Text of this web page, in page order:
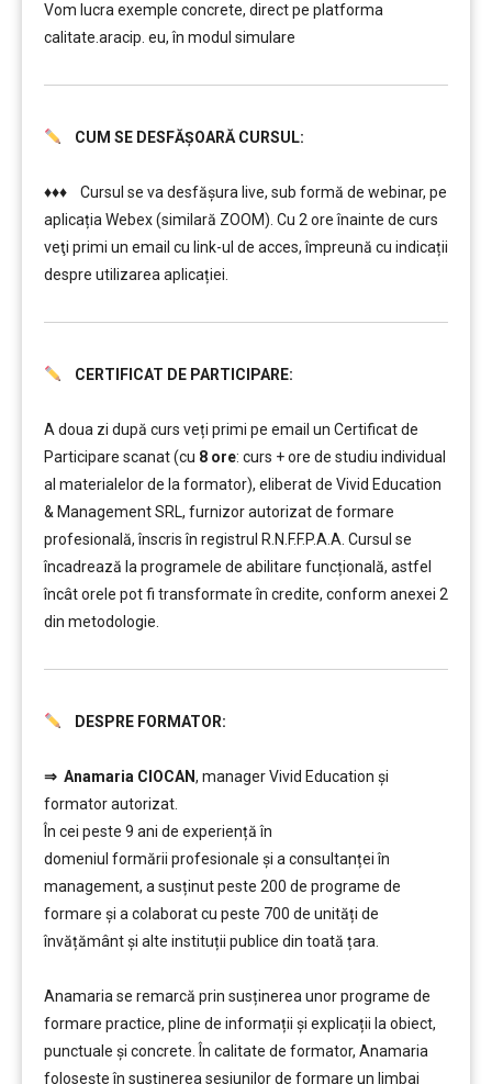
Vom lucra exemple concrete, direct pe platforma
calitate.aracip. eu, în modul simulare
CUM SE DESFĂȘOARĂ CURSUL:
♦♦♦ Cursul se va desfășura live, sub formă de webinar, pe
aplicația Webex (similară ZOOM). Cu 2 ore înainte de curs
veţi primi un email cu link-ul de acces, împreună cu indicații
despre utilizarea aplicației.
CERTIFICAT DE PARTICIPARE:
A doua zi după curs veți primi pe email un Certificat de
Participare scanat (cu 8 ore: curs + ore de studiu individual
al materialelor de la formator), eliberat de Vivid Education
& Management SRL, furnizor autorizat de formare
profesională, înscris în registrul R.N.F.F.P.A.A. Cursul se
încadrează la programele de abilitare funcțională, astfel
încât orele pot fi transformate în credite, conform anexei 2
din metodologie.
DESPRE FORMATOR:
⇒ Anamaria CIOCAN, manager Vivid Education și
formator autorizat.
În cei peste 9 ani de experiență în
domeniul formării profesionale și a consultanței în
management, a susținut peste 200 de programe de
formare și a colaborat cu peste 700 de unități de
învățământ şi alte instituții publice din toată țara.
Anamaria se remarcă prin susținerea unor programe de
formare practice, pline de informații și explicații la obiect,
punctuale și concrete. În calitate de formator, Anamaria
folosește în susținerea sesiunilor de formare un limbaj